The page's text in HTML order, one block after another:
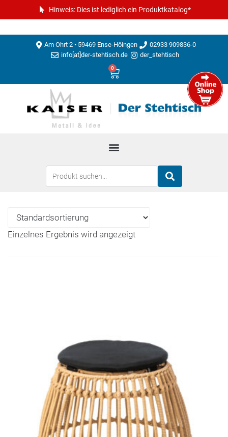
Hinweis: Dies ist lediglich ein Produktkatalog*
Am Ohrt 2 • 59469 Ense-Höingen
02933 909836-0
info[at]der-stehtisch.de
der_stehtisch
0
Einzelnes Ergebnis wird angezeigt